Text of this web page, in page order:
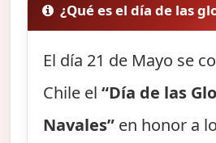
¿Qué es el día de las
El día 21 de Mayo se
Chile el“Día de las
Navales” en honor a